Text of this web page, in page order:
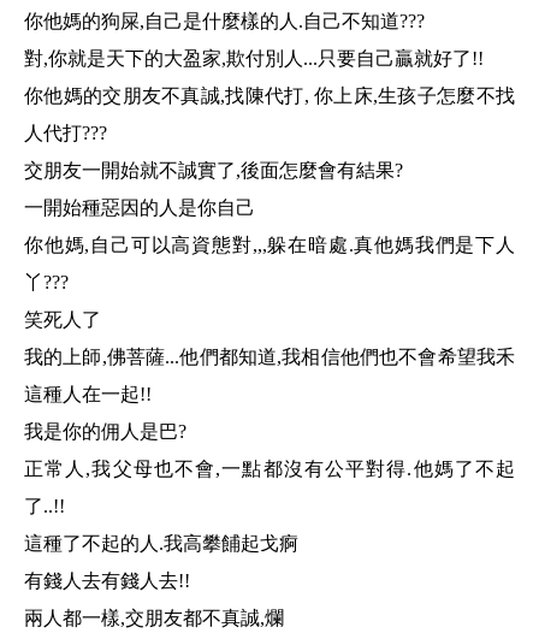
你他媽的狗屎,自己是什麼樣的人.自己不知道???
對,你就是天下的大盈家,欺付別人...只要自己贏就好了!!
你他媽的交朋友不真誠,找陳代打, 你上床,生孩子怎麼不找
人代打???
交朋友一開始就不誠實了,後面怎麼會有結果?
一開始種惡因的人是你自己
你他媽,自己可以高資態對,,,躲在暗處.真他媽我們是下人
丫???
笑死人了
我的上師,佛菩薩...他們都知道,我相信他們也不會希望我禾
這種人在一起!!
我是你的佣人是巴?
正常人,我父母也不會,一點都沒有公平對得.他媽了不起
了..!!
這種了不起的人.我高攀餔起戈痾
有錢人去有錢人去!!
兩人都一樣,交朋友都不真誠,爛